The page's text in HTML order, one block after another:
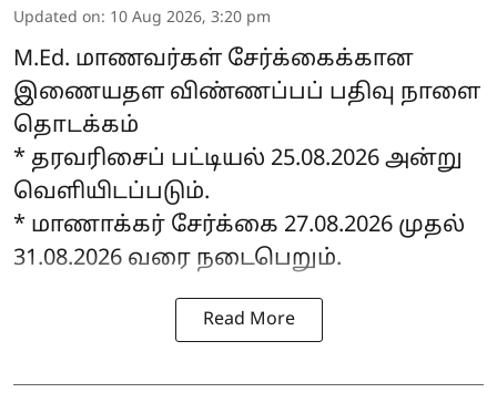
Updated on: 10 Aug 2026, 3:20 pm
M.Ed. மாணவர்கள் சேர்க்கைக்கான
இணையதள விண்ணப்பப் பதிவு நாளை
தொடக்கம்
* தரவரிசைப் பட்டியல் 25.08.2026 அன்று
வெளியிடப்படும்.
* மாணாக்கர் சேர்க்கை 27.08.2026 முதல்
31.08.2026 வரை நடைபெறும்.
Read More